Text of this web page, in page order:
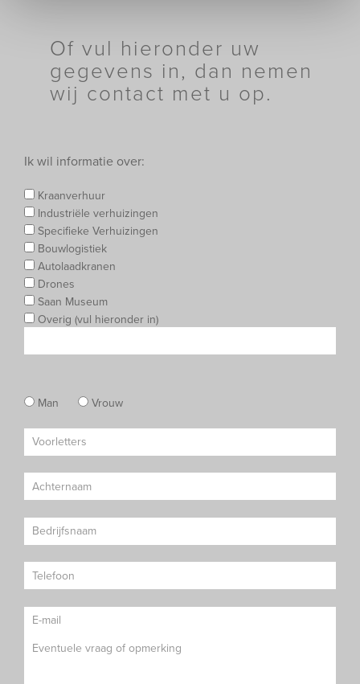
Of vul hieronder uw
gegevens in, dan nemen
wij contact met u op.
Ik wil informatie over:
Kraanverhuur
Industriële verhuizingen
Specifieke Verhuizingen
Bouwlogistiek
Autolaadkranen
Drones
Saan Museum
Overig (vul hieronder in)
Man Vrouw